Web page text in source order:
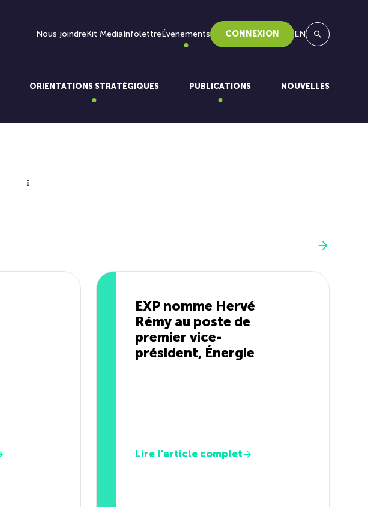
Nous joindreKit MediaInfolettreÉvénements CONNEXION EN
ORIENTATIONS STRATÉGIQUES PUBLICATIONS NOUVELLES
EXP nomme Hervé
Rémy au poste de
premier vice-
président, Énergie
Lire l'article complet